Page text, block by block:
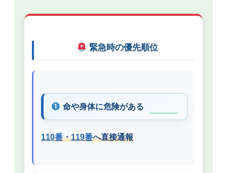
緊急時の優先順位
命や身体に危険がある
110番・119番へ直接通報